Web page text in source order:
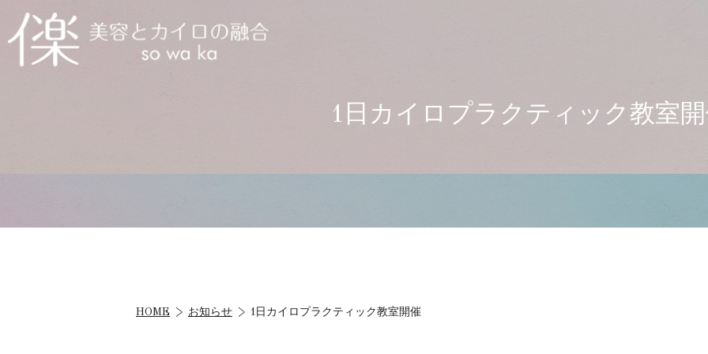
1日カイロプラクティック教室
HOME お知らせ 1日カイロプラクティック教室開催